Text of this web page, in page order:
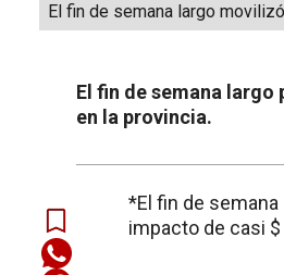
El fin de semana largo
El fin de semana
en la provincia.
*El fin de
impacto de casi